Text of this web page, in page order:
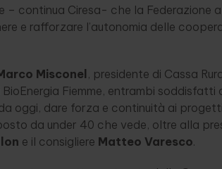
– continua Ciresa- che la
e rafforzare l’autonomia delle
Misconel , presidente di Cassa
Fiemme, entrambi soddisfatti
oggi, dare forza e continuità ai
da under 40 che vede, oltre alla
e il consigliere Matteo Varesco.